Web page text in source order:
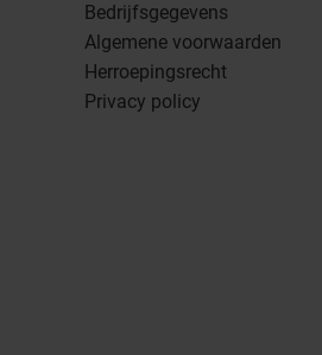
Bedrijfsgegevens
Algemene voorwaarden
Herroepingsrecht
Privacy policy